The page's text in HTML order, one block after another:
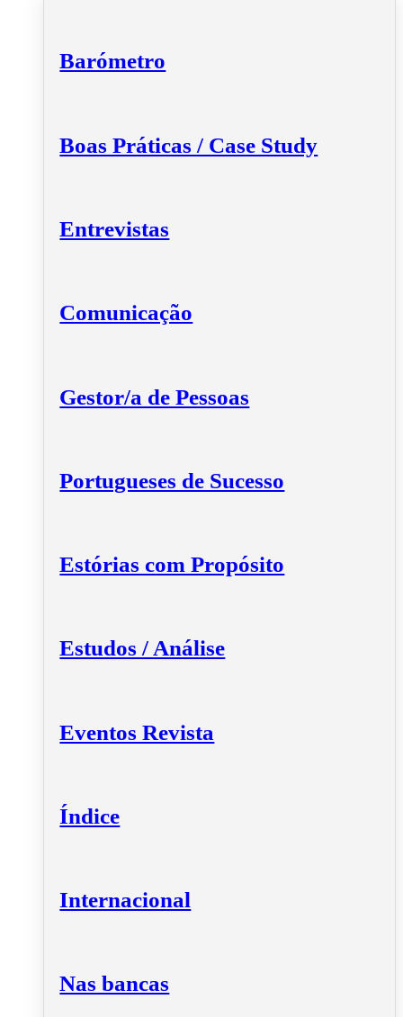
Barómetro
Boas Práticas / Case Study
Entrevistas
Comunicação
Gestor/a de Pessoas
Portugueses de Sucesso
Estórias com Propósito
Estudos / Análise
Eventos Revista
Índice
Internacional
Nas bancas